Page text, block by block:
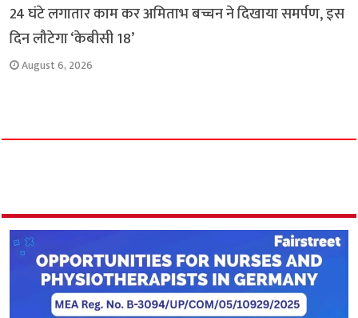
24 घंटे लगातार काम कर अमिताभ बच्चन ने दिखाया समर्पण, इस
दिन लौटेगा ‘केबीसी 18’
August 6, 2026